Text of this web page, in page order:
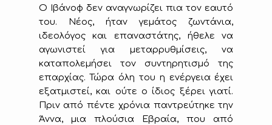
Ο Ιβάνοφ δεν αναγνωρίζει πια τον εαυτό
του. Νέος, ήταν γεμάτος ζωντάνια,
ιδεολόγος και επαναστάτης, ήθελε να
αγωνιστεί για μεταρρυθμίσεις, να
καταπολεμήσει τον συντηρητισμό της
επαρχίας. Τώρα όλη του η ενέργεια έχει
εξατμιστεί, και ούτε ο ίδιος ξέρει γιατί.
Πριν από πέντε χρόνια παντρεύτηκε την
Άννα, μια πλούσια Εβραία, που από